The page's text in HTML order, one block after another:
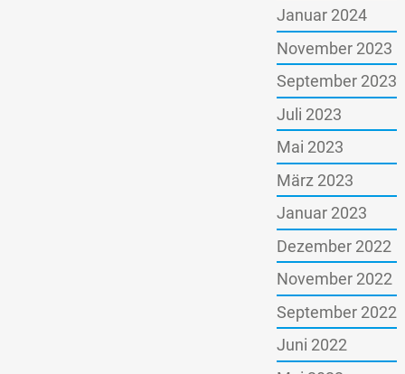
Januar 2024
November 2023
September 2023
Juli 2023
Mai 2023
März 2023
Januar 2023
Dezember 2022
November 2022
September 2022
Juni 2022